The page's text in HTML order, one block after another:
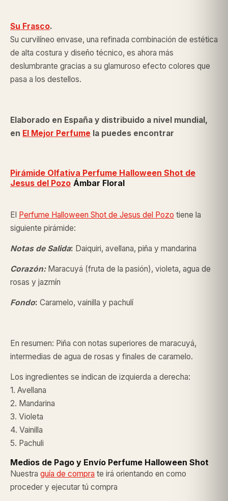
Su Frasco.
Su curvilíneo envase, una refinada combinación de estética
de alta costura y diseño técnico, es ahora más
deslumbrante gracias a su glamuroso efecto colores que
pasa a los destellos.
Elaborado en España y distribuido a nivel mundial,
en El Mejor Perfume la puedes encontrar
Pirámide Olfativa Perfume Halloween Shot de
Jesus del Pozo Ámbar Floral
El Perfume Halloween Shot de Jesus del Pozo tiene la
siguiente pirámide:
Notas de Salida: Daiquiri, avellana, piña y mandarina
Corazón:Maracuyá (fruta de la pasión), violeta, agua de
rosas y jazmín
Fondo: Caramelo, vainilla y pachulí
En resumen: Piña con notas superiores de maracuyá,
intermedias de agua de rosas y finales de caramelo.
Los ingredientes se indican de izquierda a derecha:
1. Avellana
2. Mandarina
3. Violeta
4. Vainilla
5. Pachuli
Medios de Pago y Envío Perfume Halloween Shot
Nuestra guía de compra te irá orientando en como
proceder y ejecutar tú compra